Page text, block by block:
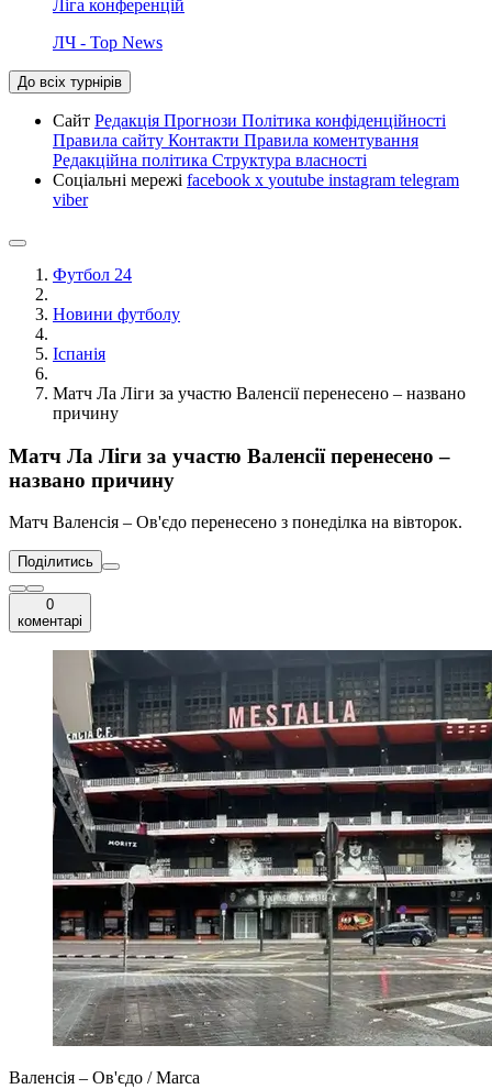
Ліга конференцій
ЛЧ - Top News
До всіх турнірів
Сайт Редакція Прогнози Політика конфіденційності
Правила сайту Контакти Правила коментування
Редакційна політика Структура власності
Соціальні мережі facebook x youtube instagram telegram
viber
Футбол 24
Новини футболу
Іспанія
Матч Ла Ліги за участю Валенсії перенесено – названо
причину
Матч Ла Ліги за участю Валенсії перенесено –
названо причину
Матч Валенсія – Ов'єдо перенесено з понеділка на вівторок.
Поділитись
0
коментарі
Валенсія – Ов'єдо / Marca